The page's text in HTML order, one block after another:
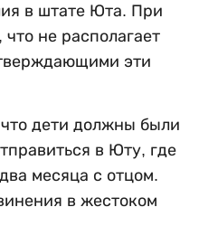
в штате Юта. При
не располагает
эти
дети должны были
в Юту, где
месяца с отцом.
в жестоком